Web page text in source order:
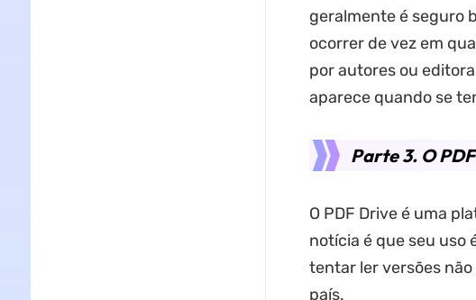
geralmente é seguro
ocorrer de vez em
por autores ou
aparece quando se
Parte 3. O
O PDF Drive é uma
notícia é que seu uso
tentar ler versões
país.